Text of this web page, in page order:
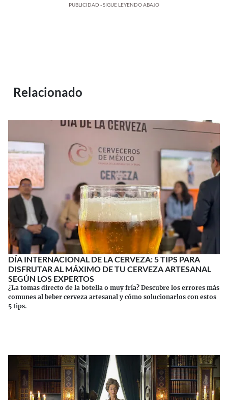
PUBLICIDAD - SIGUE LEYENDO ABAJO
Relacionado
DÍA INTERNACIONAL DE LA CERVEZA: 5 TIPS PARA
DISFRUTAR AL MÁXIMO DE TU CERVEZA ARTESANAL
SEGÚN LOS EXPERTOS
¿La tomas directo de la botella o muy fría? Descubre los errores más
comunes al beber cerveza artesanal y cómo solucionarlos con estos
5 tips.